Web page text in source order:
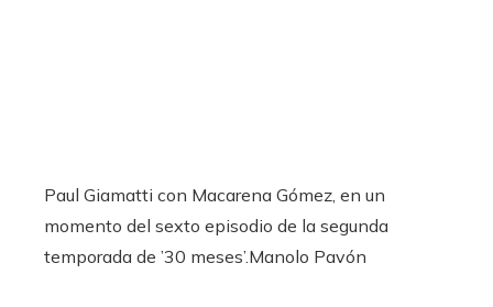
Paul Giamatti con Macarena Gómez, en un
momento del sexto episodio de la segunda
temporada de ’30 meses’. Manolo Pavón